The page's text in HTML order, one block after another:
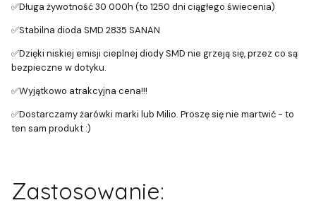
✅Długa żywotność 30 000h (to 1250 dni ciągłego świecenia)
✅Stabilna dioda SMD 2835 SANAN
✅Dzięki niskiej emisji cieplnej diody SMD nie grzeją się, przez co są
bezpieczne w dotyku.
✅Wyjątkowo atrakcyjna cena!!!
✅Dostarczamy żarówki marki lub Milio. Proszę się nie martwić - to
ten sam produkt :)
Zastosowanie: